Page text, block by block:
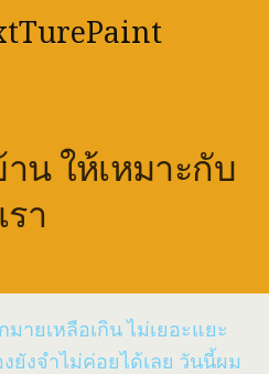
น ให้เหมาะกับ
เรา
ายเหลือเกิน ไม่เยอะแยะ
ยังจำไม่ค่อยได้เลย วันนี้ผม